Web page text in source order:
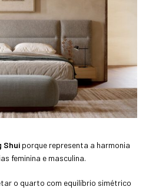
Shui porque representa a harmonia
feminina e masculina.
o quarto com equilíbrio simétrico